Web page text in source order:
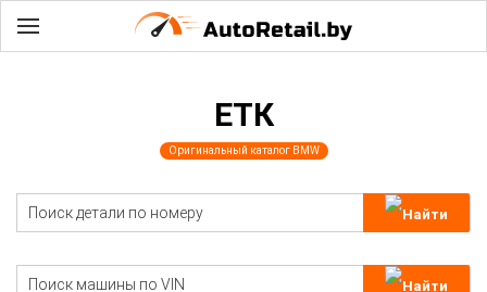
ЕТК
Оригинальный каталог BMW